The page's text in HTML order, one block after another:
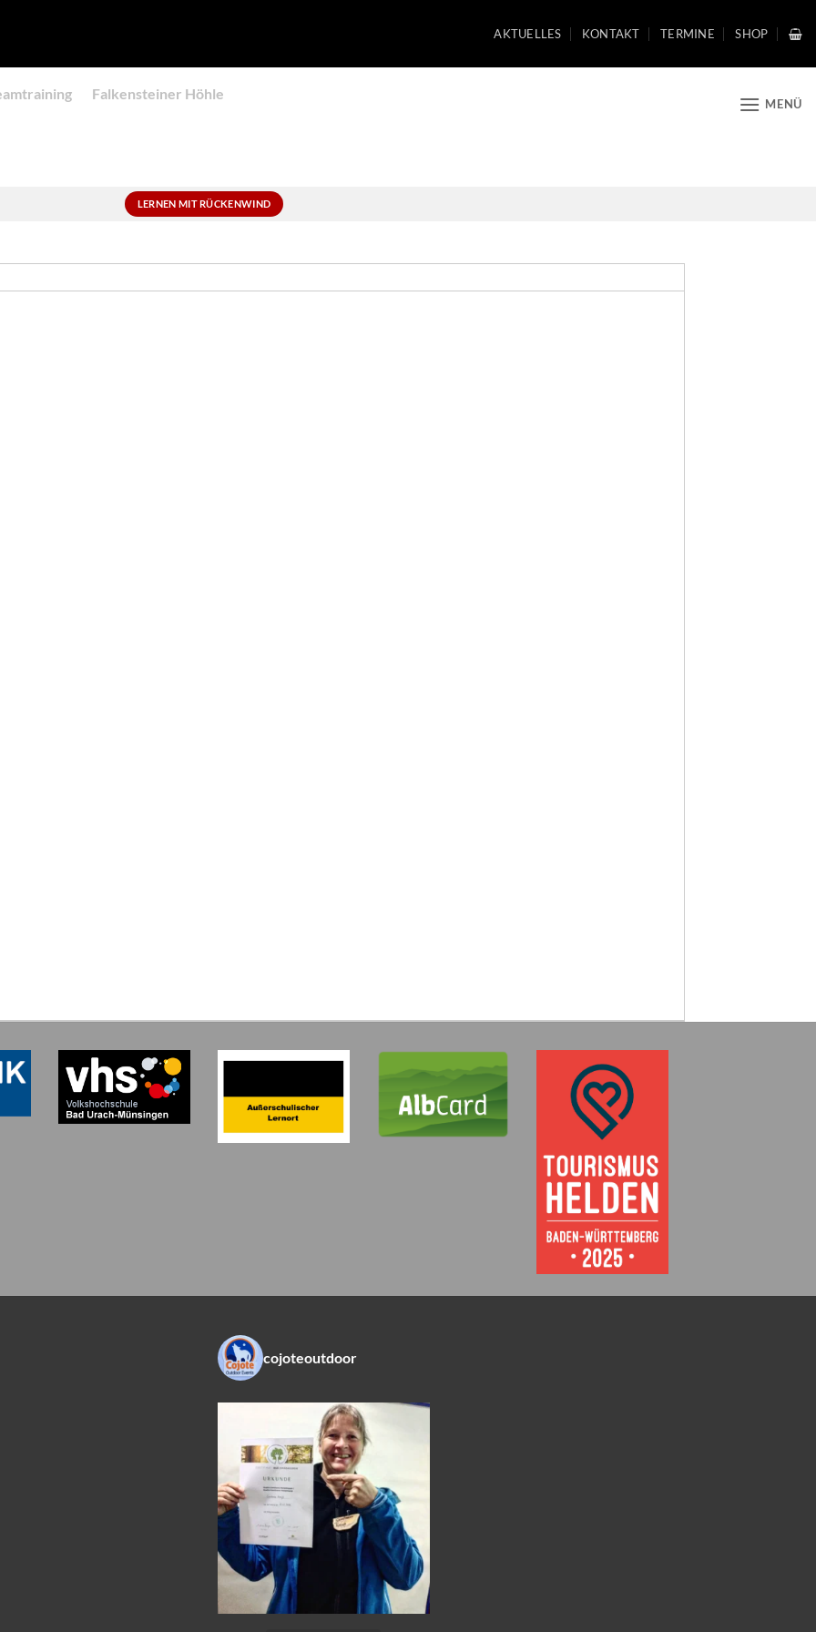
AKTUELLES KONTAKT TERMINE SHOP
Falkensteiner Höhle
MENÜ
LERNEN MIT RÜCKENWIND
cojoteoutdoor